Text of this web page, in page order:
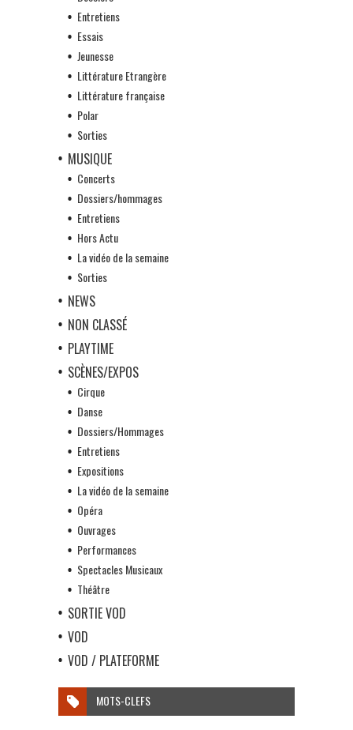
Entretiens
Essais
Jeunesse
Littérature Etrangère
Littérature française
Polar
Sorties
MUSIQUE
Concerts
Dossiers/hommages
Entretiens
Hors Actu
La vidéo de la semaine
Sorties
NEWS
NON CLASSÉ
PLAYTIME
SCÈNES/EXPOS
Cirque
Danse
Dossiers/Hommages
Entretiens
Expositions
La vidéo de la semaine
Opéra
Ouvrages
Performances
Spectacles Musicaux
Théâtre
SORTIE VOD
VOD
VOD / PLATEFORME
MOTS-CLEFS